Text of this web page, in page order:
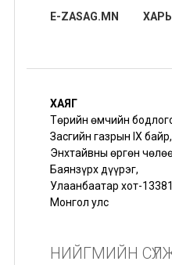
E-ZASAG.MN
ХАЯГ
Төрийн өмчийн
Засгийн газрын IX байр,
Энхтайвны өргөн
Баянзүрх дүүрэг,
Улаанбаатар хот-
Монгол улс
НИЙГМИЙН